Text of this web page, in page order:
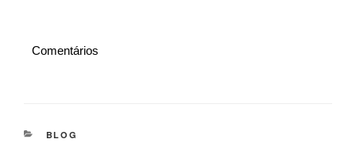
Comentários
CATEGORIAS
BLOG